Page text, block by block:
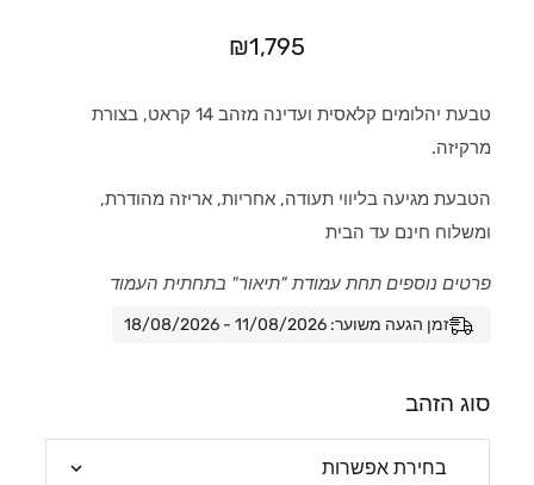
₪1,795
טבעת יהלומים קלאסית ועדינה מזהב 14 קראט, בצורת
מרקיזה.
הטבעת מגיעה בליווי תעודה, אחריות, אריזה מהודרת,
ומשלוח חינם עד הבית
פרטים נוספים תחת עמודת "תיאור" בתחתית העמוד
זמן הגעה משוער: 11/08/2026 - 18/08/2026
סוג הזהב